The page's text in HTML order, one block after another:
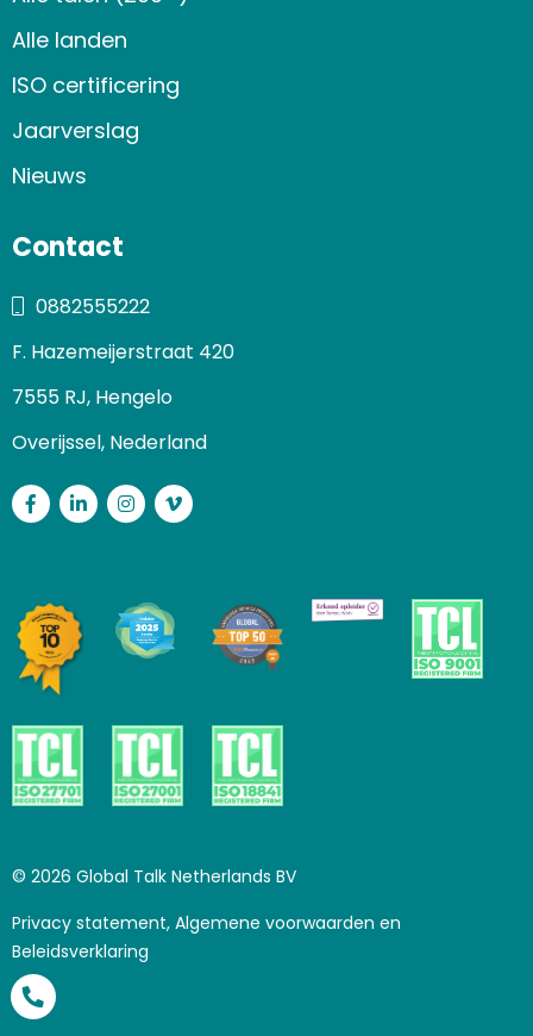
Alle landen
ISO certificering
Jaarverslag
Nieuws
Contact
0882555222
F. Hazemeijerstraat 420
7555 RJ, Hengelo
Overijssel, Nederland
Facebook
LinkedInInstagram
Vimeo
© 2026 Global Talk Netherlands BV
Privacy statement, Algemene voorwaarden en
Beleidsverklaring